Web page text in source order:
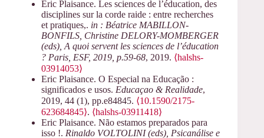
Eric Plaisance. Les sciences de l’éducation, des
disciplines sur la corde raide : entre recherches
et pratiques,. in : Béatrice MABILLON-
BONFILS, Christine DELORY-MOMBERGER
(eds), A quoi servent les sciences de l’éducation
? Paris, ESF, 2019, p.59-68, 2019. ⟨halshs-
03914053⟩
Eric Plaisance. O Especial na Educação :
significados e usos. Educaçao & Realidade,
2019, 44 (1), pp.e84845. ⟨10.1590/2175-
623684845⟩. ⟨halshs-03911418⟩
Eric Plaisance. Não estamos preparados para
isso !. Rinaldo VOLTOLINI (eds), Psicanálise e